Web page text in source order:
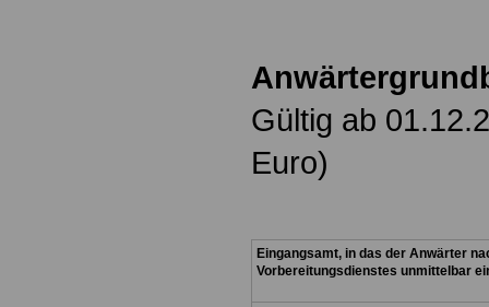
Gültig ab
Euro)
Eingangsamt, in das der Anwärter
Vorbereitungsdienstes unmittelbar